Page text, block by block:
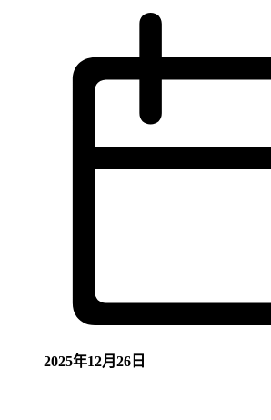
2025年12月26日